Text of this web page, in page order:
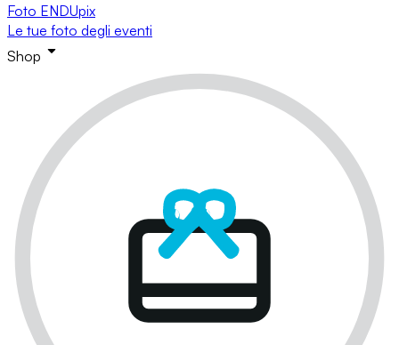
Foto ENDUpix
Le tue foto degli eventi
Shop